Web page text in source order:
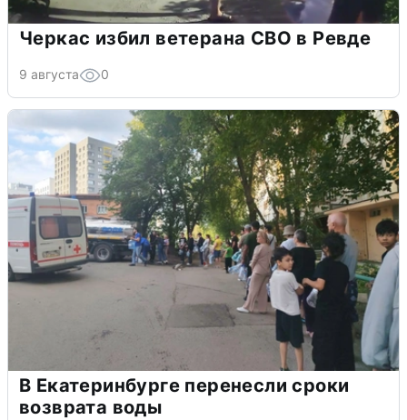
Черкас избил ветерана СВО в Ревде
9 августа 0
В Екатеринбурге перенесли сроки
возврата воды